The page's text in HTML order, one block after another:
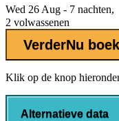
Wed 26 Aug - 7 nachten,
2 volwassenen
VerderNu
Klik op de knop
Alternatieve data